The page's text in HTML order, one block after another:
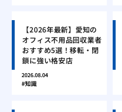
【2026年最新】愛知の
オフィス不用品回収業者
おすすめ5選！移転・閉
鎖に強い格安店
2026.08.04
知識